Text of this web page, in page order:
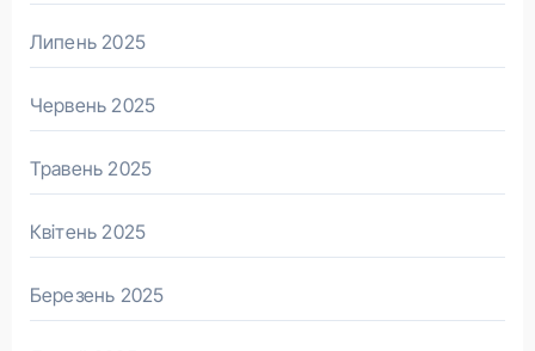
Липень 2025
Червень 2025
Травень 2025
Квітень 2025
Березень 2025